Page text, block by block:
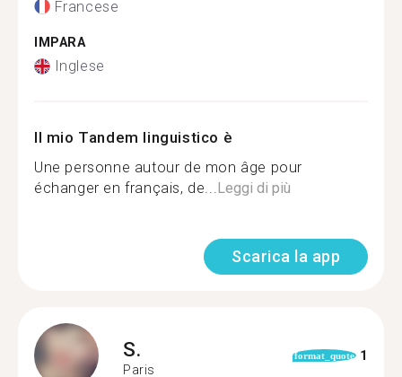
Francese
IMPARA
Inglese
Il mio Tandem linguistico è
Une personne autour de mon âge pour
échanger en français, de...Leggi di più
Scarica la app
S.
Paris
format_quote 1